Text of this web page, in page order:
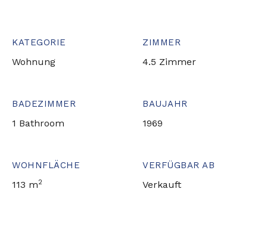
KATEGORIE
Wohnung
ZIMMER
4.5 Zimmer
BADEZIMMER
1 Bathroom
BAUJAHR
1969
WOHNFLÄCHE
113 m2
VERFÜGBAR AB
Verkauft